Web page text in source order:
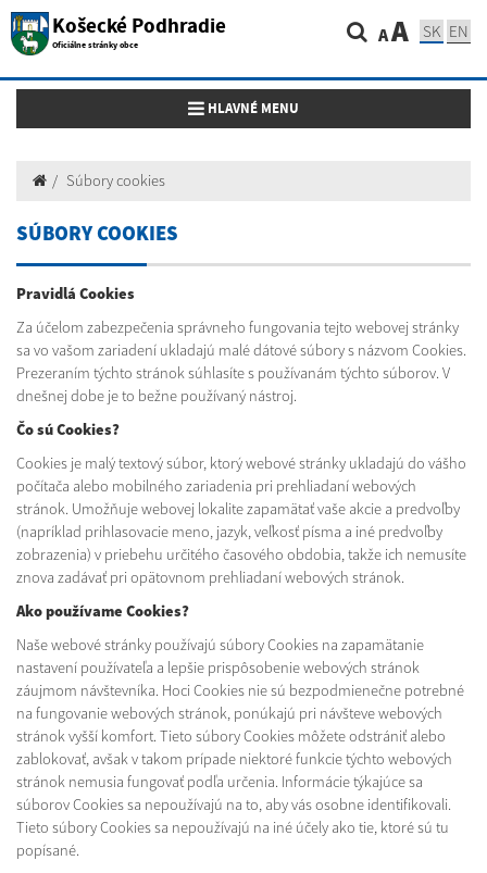
Košecké Podhradie
Oficiálne stránky obce AA SK EN
Toggle navigation
HLAVNÉ MENU
Súbory cookies
SÚBORY COOKIES
Pravidlá Cookies
Za účelom zabezpečenia správneho fungovania tejto webovej stránky
sa vo vašom zariadení ukladajú malé dátové súbory s názvom Cookies.
Prezeraním týchto stránok súhlasíte s používanám týchto súborov. V
dnešnej dobe je to bežne používaný nástroj.
Čo sú Cookies?
Cookies je malý textový súbor, ktorý webové stránky ukladajú do vášho
počítača alebo mobilného zariadenia pri prehliadaní webových
stránok. Umožňuje webovej lokalite zapamätať vaše akcie a predvoľby
(napríklad prihlasovacie meno, jazyk, veľkosť písma a iné predvoľby
zobrazenia) v priebehu určitého časového obdobia, takže ich nemusíte
znova zadávať pri opätovnom prehliadaní webových stránok.
Ako používame Cookies?
Naše webové stránky používajú súbory Cookies na zapamätanie
nastavení používateľa a lepšie prispôsobenie webových stránok
záujmom návštevníka. Hoci Cookies nie sú bezpodmienečne potrebné
na fungovanie webových stránok, ponúkajú pri návšteve webových
stránok vyšší komfort. Tieto súbory Cookies môžete odstrániť alebo
zablokovať, avšak v takom prípade niektoré funkcie týchto webových
stránok nemusia fungovať podľa určenia. Informácie týkajúce sa
súborov Cookies sa nepoužívajú na to, aby vás osobne identifikovali.
Tieto súbory Cookies sa nepoužívajú na iné účely ako tie, ktoré sú tu
popísané.